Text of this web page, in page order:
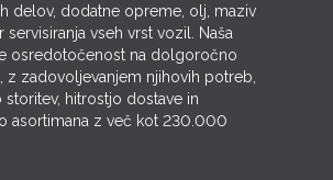
delov, dodatne opreme, olj, maziv
vseh vrst vozil. Naša
osredotočenost na dolgoročno
z zadovoljevanjem njihovih potreb,
hitrostjo dostave in
asortimana z več kot 230.000